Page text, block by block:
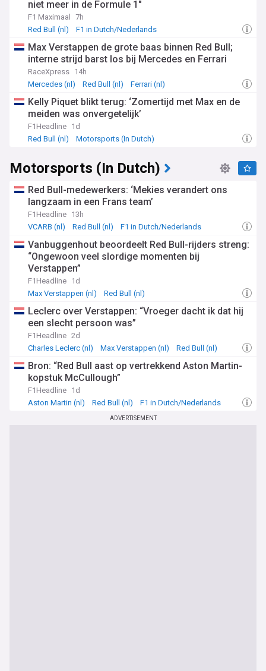
niet meer in de Formule 1"
F1 Maximaal
7h
Red Bull (nl)
F1 in Dutch/Nederlands
Max Verstappen de grote baas binnen Red Bull;
interne strijd barst los bij Mercedes en Ferrari
RaceXpress 14h
Mercedes (nl)
Red Bull (nl) Ferrari (nl)
Kelly Piquet blikt terug: ‘Zomertijd met Max en de
meiden was onvergetelijk’
F1Headline 1d
Red Bull (nl)
Motorsports (In Dutch)
Motorsports (In Dutch)
Red Bull-medewerkers: ‘Mekies verandert ons
langzaam in een Frans team’
F1Headline 13h
VCARB (nl)
Red Bull (nl) F1 in Dutch/Nederlands
Vanbuggenhout beoordeelt Red Bull-rijders streng:
“Ongewoon veel slordige momenten bij
Verstappen”
F1Headline 1d
Max Verstappen (nl)
Red Bull (nl)
Leclerc over Verstappen: “Vroeger dacht ik dat hij
een slecht persoon was”
F1Headline 2d
Charles Leclerc (nl)
Max Verstappen (nl) Red Bull (nl)
Bron: “Red Bull aast op vertrekkend Aston Martin-
kopstuk McCullough”
F1Headline 1d
Aston Martin (nl)
Red Bull (nl) F1 in Dutch/Nederlands
ADVERTISEMENT